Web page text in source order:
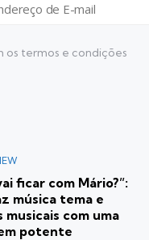
os termos e condições
ficar com Mário?”:
música tema e
musicais com uma
potente